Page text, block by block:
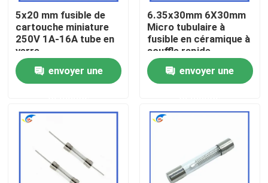
À la maison
À propos de nous
5x20 mm fusible de
cartouche miniature
250V 1A-16A tube en
verre
envoyer une
6.35x30mm 6X30mm
Micro tubulaire à
fusible en céramique à
souffle rapide
F10A/12A/15A/20A/25A/
envoyer une